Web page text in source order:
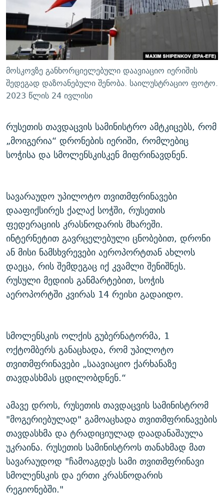
ᲛᲝᲚᲐᲞᲐᲠᲐᲙᲔ ᲢᲔᲥᲡᲢᲔᲑᲘ
ᲨᲘᲜ - ᲣᲪᲮᲝᲔᲗᲨᲘ
ᲚᲘᲢᲔᲠᲐᲢᲣᲠᲣᲚᲘ ᲬᲐᲮᲜᲐᲒᲔᲑᲘ
ᲐᲛᲔᲠᲘᲙᲣᲚᲘ ᲛᲝᲗᲮᲠᲝᲑᲐ
ᲘᲛᲞᲔᲠᲘᲐ ᲓᲐ ᲠᲐᲓᲘᲝ
ᲩᲔᲛᲘ ᲡᲘᲙᲕᲓᲘᲚᲘᲡ ᲛᲘᲖᲔᲖᲘᲐ COVID-19
11 ᲬᲔᲚᲘ - 11 ᲐᲛᲑᲐᲕᲘ
ᲡᲐᲞᲐᲠᲚᲐᲛᲔᲜᲢᲝ ᲐᲠᲩᲔᲕᲜᲔᲑᲘᲡ ᲘᲡᲢᲝᲠᲘᲐ
ᲑᲐᲕᲨᲕᲔᲑᲘ ᲞᲠᲝᲡᲢᲘᲢᲣᲪᲘᲐᲨᲘ - ᲐᲛᲝᲣᲗᲥᲛᲔᲚᲘ ᲐᲛᲑᲐᲕᲘ
5 ᲐᲛᲑᲐᲕᲘ - 20 ᲘᲕᲜᲘᲡᲡ ᲓᲐᲨᲐᲕᲔᲑᲣᲚᲔᲑᲘ
ᲐᲒᲕᲘᲡᲢᲝᲡ ᲝᲛᲘ
ᲒᲐᲛᲝᲘᲬᲔᲠᲔ
რთე/რთ-ის ყველა საიტი
მოსკოვზე განხორციელებული დაავიაციო იერიშის
შედეგად დაზოანებული შენობა. საილუსტრაციო ფოტო.
2023 წლის 24 ივლისი
რუსეთის თავდაცვის სამინისტრო ამტკიცებს, რომ
„მოიგერია“ დრონების იერიში, რომლებიც
სოჭისა და სმოლენსკისკენ მიფრინავდნენ.
სავარაუდო უპილოტო თვითმფრინავები
დააფიქსირეს ქალაქ სოჭში, რუსეთის
ფედერაციის კრასნოდარის მხარეში.
ინტერნეტით გავრცელებული ცნობებით, დრონი
ან მისი ნამსხვრევები აეროპორტთან ახლოს
დაეცა, რის შემდეგაც იქ კვამლი შენიშნეს.
რუსული მედიის განმარტებით, სოჭის
აეროპორტში კვირას 14 რეისი გადაიდო.
სმოლენსკის ოლქის გუბერნატორმა, 1
ოქტომბერს განაცხადა, რომ უპილოტო
თვითმფრინავები „საავიაციო ქარხანაზე
თავდასხმას ცდილობდნენ.“
ამავე დროს, რუსეთის თავდაცვის სამინისტრომ
"მოგერიებულად" გამოაცხადა თვითმფრინავების
თავდასხმა და ტრადიციულად დაადანაშაულა
უკრაინა. რუსეთის სამინისტროს თანახმად მათ
სავარაუდოდ "ჩამოაგდეს სამი თვითმფრინავი
სმოლენსკის და ერთი კრასნოდარის
რეგიონებში."